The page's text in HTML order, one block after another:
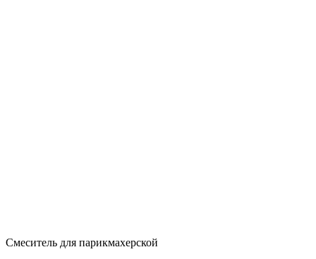
Смеситель для парикмахерской